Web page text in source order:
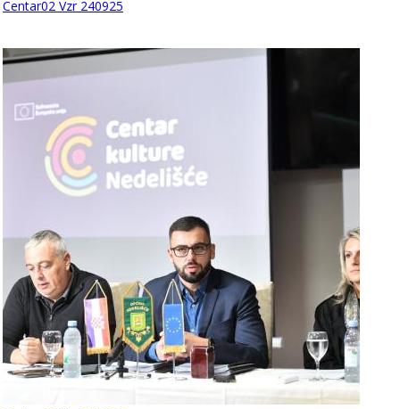
Centar02 Vzr 240925